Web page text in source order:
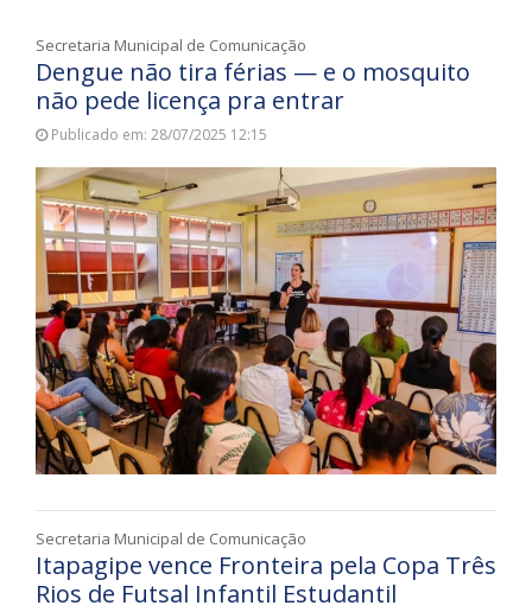
Secretaria Municipal de Comunicação
Dengue não tira férias — e o mosquito
não pede licença pra entrar
Publicado em: 28/07/2025 12:15
Secretaria Municipal de Comunicação
Itapagipe vence Fronteira pela Copa Três
Rios de Futsal Infantil Estudantil